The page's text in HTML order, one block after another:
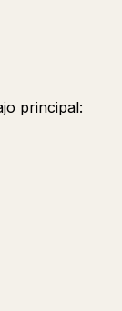
principal: